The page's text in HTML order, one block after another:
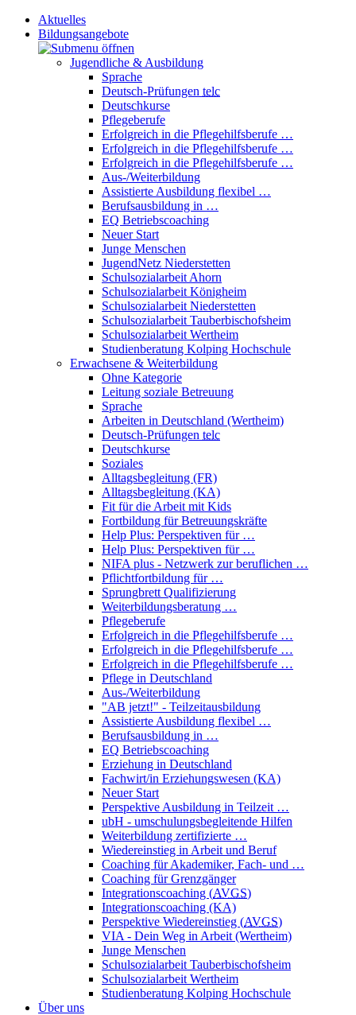
Aktuelles
Bildungsangebote
Jugendliche & Ausbildung
Sprache
Deutsch-Prüfungen telc
Deutschkurse
Pflegeberufe
Erfolgreich in die Pflegehilfsberufe …
Erfolgreich in die Pflegehilfsberufe …
Erfolgreich in die Pflegehilfsberufe …
Aus-/Weiterbildung
Assistierte Ausbildung flexibel …
Berufsausbildung in …
EQ Betriebscoaching
Neuer Start
Junge Menschen
JugendNetz Niederstetten
Schulsozialarbeit Ahorn
Schulsozialarbeit Königheim
Schulsozialarbeit Niederstetten
Schulsozialarbeit Tauberbischofsheim
Schulsozialarbeit Wertheim
Studienberatung Kolping Hochschule
Erwachsene & Weiterbildung
Ohne Kategorie
Leitung soziale Betreuung
Sprache
Arbeiten in Deutschland (Wertheim)
Deutsch-Prüfungen telc
Deutschkurse
Soziales
Alltagsbegleitung (FR)
Alltagsbegleitung (KA)
Fit für die Arbeit mit Kids
Fortbildung für Betreuungskräfte
Help Plus: Perspektiven für …
Help Plus: Perspektiven für …
NIFA plus - Netzwerk zur beruflichen …
Pflichtfortbildung für …
Sprungbrett Qualifizierung
Weiterbildungsberatung …
Pflegeberufe
Erfolgreich in die Pflegehilfsberufe …
Erfolgreich in die Pflegehilfsberufe …
Erfolgreich in die Pflegehilfsberufe …
Pflege in Deutschland
Aus-/Weiterbildung
"AB jetzt!" - Teilzeitausbildung
Assistierte Ausbildung flexibel …
Berufsausbildung in …
EQ Betriebscoaching
Erziehung in Deutschland
Fachwirt/in Erziehungswesen (KA)
Neuer Start
Perspektive Ausbildung in Teilzeit …
ubH - umschulungsbegleitende Hilfen
Weiterbildung zertifizierte …
Wiedereinstieg in Arbeit und Beruf
Coaching für Akademiker, Fach- und …
Coaching für Grenzgänger
Integrationscoaching (AVGS)
Integrationscoaching (KA)
Perspektive Wiedereinstieg (AVGS)
VIA - Dein Weg in Arbeit (Wertheim)
Junge Menschen
Schulsozialarbeit Tauberbischofsheim
Schulsozialarbeit Wertheim
Studienberatung Kolping Hochschule
Über uns